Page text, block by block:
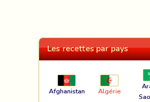
Les recettes par pays
Afghanistan Algérie